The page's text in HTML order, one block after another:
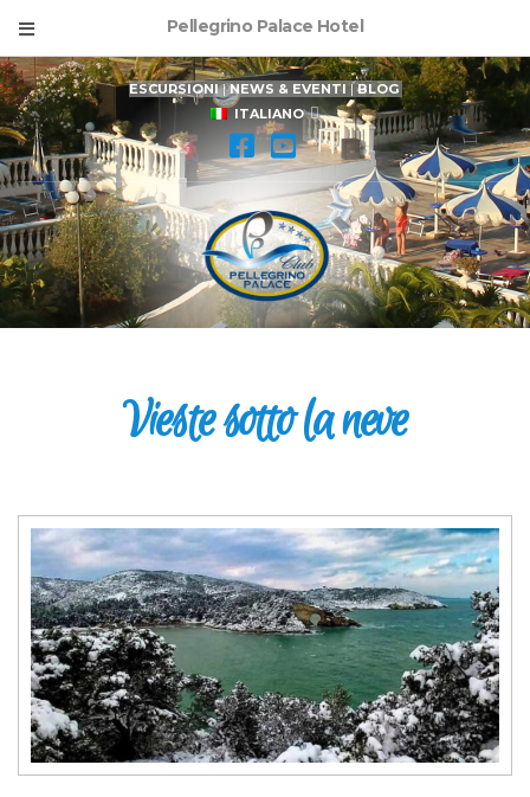
Pellegrino Palace Hotel
ESCURSIONI|NEWS & EVENTI|BLOG
ITALIANO
Vieste sotto la neve